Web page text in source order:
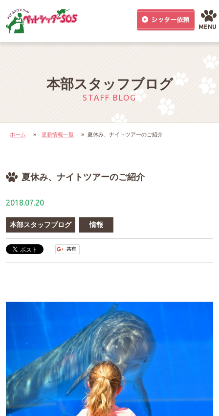
MENU
本部スタッフブログ
STAFF BLOG
ホーム » 更新情報一覧 » 夏休み、ナイトツアーのご紹介
夏休み、ナイトツアーのご紹介
2018.07.20
本部スタッフブログ 情報